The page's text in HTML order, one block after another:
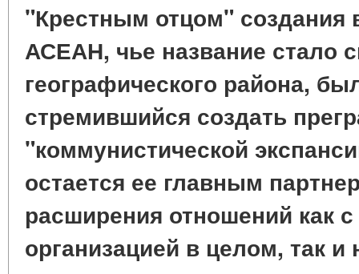
"Крестным отцом" создания
АСЕАН, чье название стало
географического района,
стремившийся создать
"коммунистической
остается ее главным
расширения отношений как
организацией в целом, так